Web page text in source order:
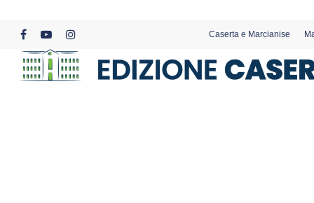
content
facebookyoutubeinstagram
Caserta e Marcianise